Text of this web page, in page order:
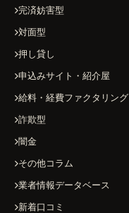
完済妨害型
対面型
押し貸し
申込みサイト・紹介屋
給料・経費ファクタリング
詐欺型
闇金
その他コラム
業者情報データベース
新着口コミ